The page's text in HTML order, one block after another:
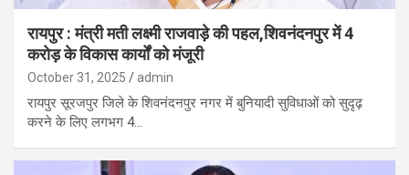
रायपुर : मंत्री मती लक्ष्मी राजवाड़े की पहल,शिवनंदनपुर में 4
करोड़ के विकास कार्यों को मंजूरी
October 31, 2025 admin
रायपुर सूरजपुर जिले के शिवनंदनपुर नगर में बुनियादी सुविधाओं को सुदृढ़
करने के लिए लगभग 4…